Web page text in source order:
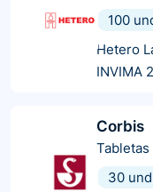
100
Hetero
INVIMA
Corbis
Tabletas
30 und